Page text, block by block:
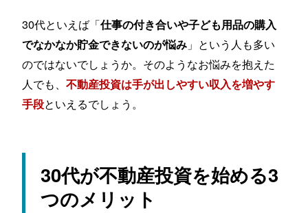
30代といえば「仕事の付き合いや子ども用品の購入
でなかなか貯金できないのが悩み 」という人も多い
のではないでしょうか。そのようなお悩みを抱えた
人でも、不動産投資は手が出しやすい収入を増やす
手段といえるでしょう。
30代が不動産投資を始める3
つのメリット